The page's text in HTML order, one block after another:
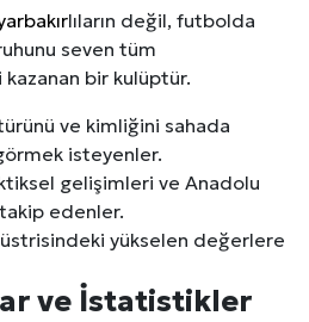
lıların değil, futbolda
seven tüm
bir kulüptür.
ve kimliğini sahada
isteyenler.
gelişimleri ve Anadolu
takip edenler.
yükselen değerlere
ve İstatistikler